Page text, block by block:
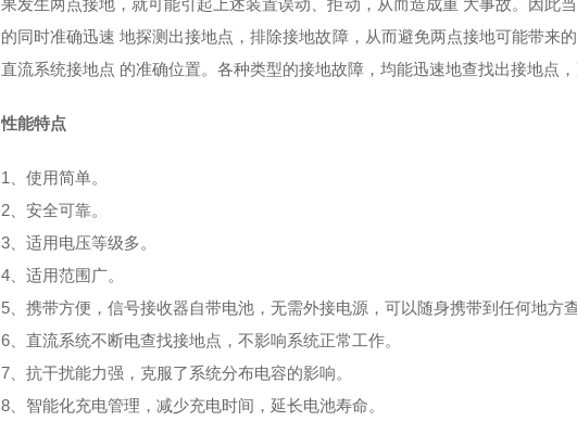
果发生两点接地，就可能引起上述装置误动、拒动，从而造成重 大事故。因此
的同时准确迅速 地探测出接地点，排除接地故障，从而避免两点接地可能带来
直流系统接地点 的准确位置。各种类型的接地故障，均能迅速地查找出接地点，
性能特点
1、使用简单。
2、安全可靠。
3、适用电压等级多。
4、适用范围广。
5、携带方便，信号接收器自带电池，无需外接电源，可以随身携带到任何地方查
6、直流系统不断电查找接地点，不影响系统正常工作。
7、抗干扰能力强，克服了系统分布电容的影响。
8、智能化充电管理，减少充电时间，延长电池寿命。